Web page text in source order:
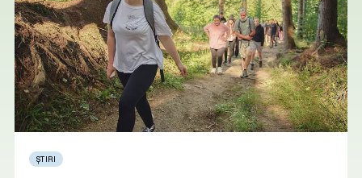
ȘTIRI